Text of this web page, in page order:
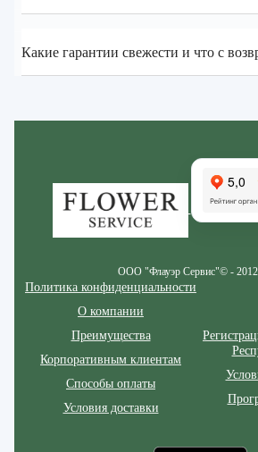
Какие гарантии свежести и что с
ООО "Флауэр Сервис"© -
Политика конфиденциальности
О компании
Преимущества
Корпоративным клиентам
Способы оплаты
Условия доставки